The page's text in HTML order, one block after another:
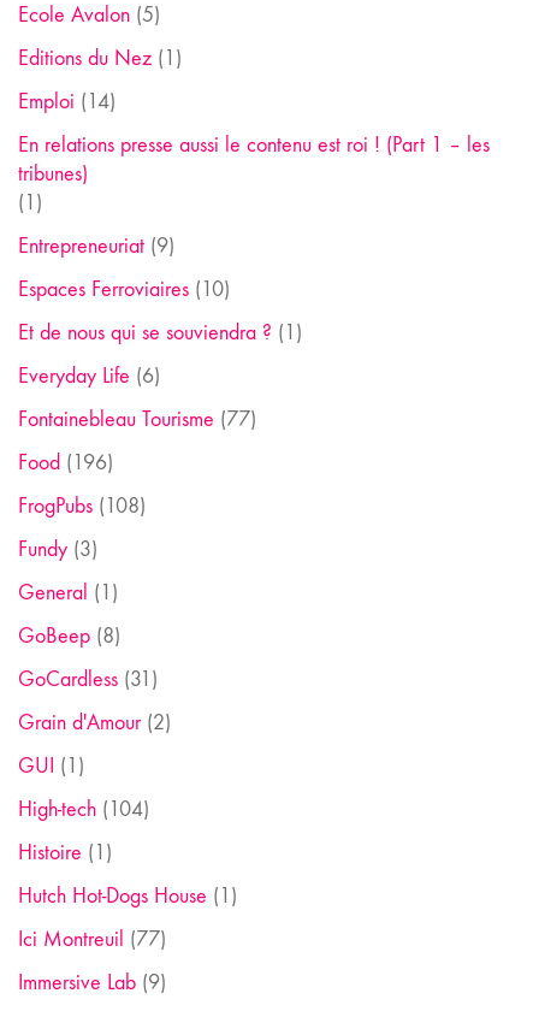
Ecole Avalon (5)
Editions du Nez (1)
Emploi (14)
En relations presse aussi le contenu est roi ! (Part 1 – les
tribunes)
(1)
Entrepreneuriat (9)
Espaces Ferroviaires (10)
Et de nous qui se souviendra ? (1)
Everyday Life (6)
Fontainebleau Tourisme (77)
Food (196)
FrogPubs (108)
Fundy (3)
General (1)
GoBeep (8)
GoCardless (31)
Grain d'Amour(2)
GUI (1)
High-tech (104)
Histoire (1)
Hutch Hot-Dogs House (1)
Ici Montreuil (77)
Immersive Lab (9)